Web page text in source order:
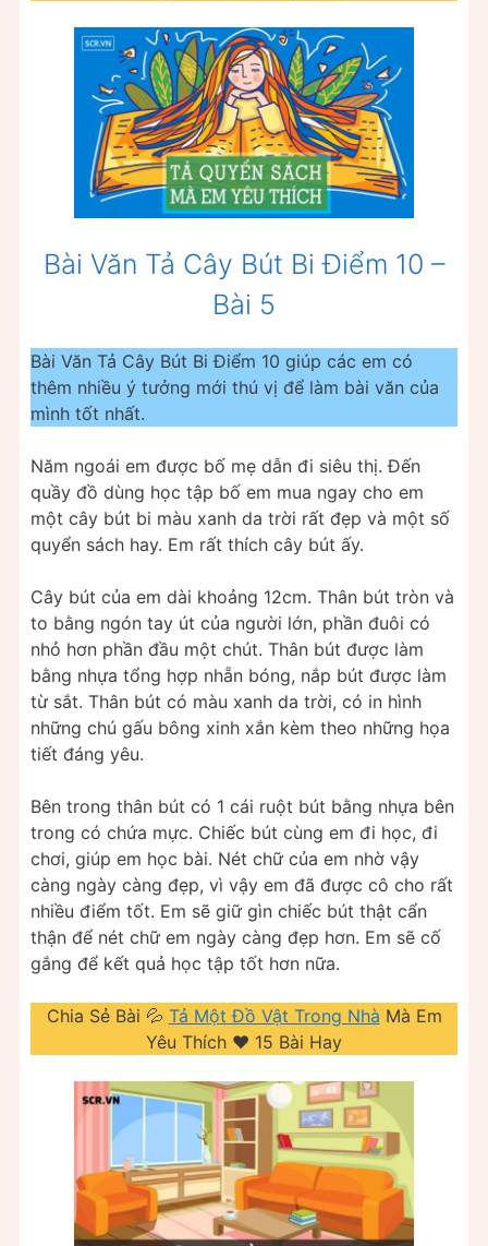
Bài Văn Tả Cây Bút Bi Điểm 10 –
Bài 5
Bài Văn Tả Cây Bút Bi Điểm 10 giúp các em có
thêm nhiều ý tưởng mới thú vị để làm bài văn của
mình tốt nhất.
Năm ngoái em được bố mẹ dẫn đi siêu thị. Đến
quầy đồ dùng học tập bố em mua ngay cho em
một cây bút bi màu xanh da trời rất đẹp và một số
quyển sách hay. Em rất thích cây bút ấy.
Cây bút của em dài khoảng 12cm. Thân bút tròn và
to bằng ngón tay út của người lớn, phần đuôi có
nhỏ hơn phần đầu một chút. Thân bút được làm
bằng nhựa tổng hợp nhẵn bóng, nắp bút được làm
từ sắt. Thân bút có màu xanh da trời, có in hình
những chú gấu bông xinh xắn kèm theo những họa
tiết đáng yêu.
Bên trong thân bút có 1 cái ruột bút bằng nhựa bên
trong có chứa mực. Chiếc bút cùng em đi học, đi
chơi, giúp em học bài. Nét chữ của em nhờ vậy
càng ngày càng đẹp, vì vậy em đã được cô cho rất
nhiều điểm tốt. Em sẽ giữ gìn chiếc bút thật cẩn
thận để nét chữ em ngày càng đẹp hơn. Em sẽ cố
gắng để kết quả học tập tốt hơn nữa.
Chia Sẻ Bài 💦 Tả Một Đồ Vật Trong Nhà Mà Em
Yêu Thích ❤️️ 15 Bài Hay